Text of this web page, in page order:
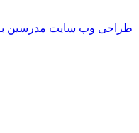
طراحی وب سایت مدرسین